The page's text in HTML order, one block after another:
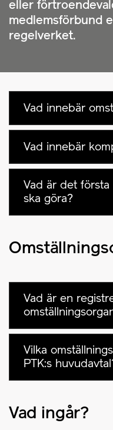
eller
medlemsförbund
regelverket.
Vad innebär
Vad innebär
Vad är det första
ska göra?
Vad är en
Vilka
PTK:s
Vad ingår?